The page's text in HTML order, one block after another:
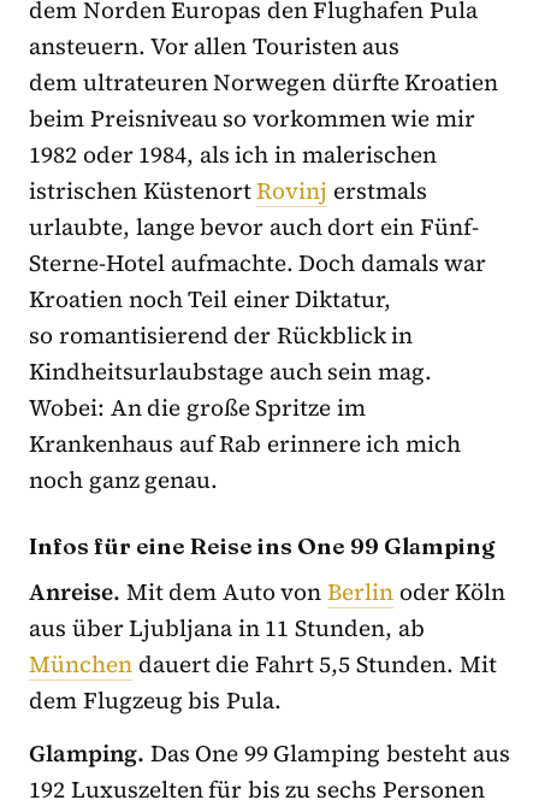
dem Norden Europas den Flughafen Pula
ansteuern. Vor allen Touristen aus
dem ultrateuren Norwegen dürfte Kroatien
beim Preisniveau so vorkommen wie mir
1982 oder 1984, als ich in malerischen
istrischen KüstenortRovinj erstmals
urlaubte, lange bevor auch dort ein Fünf-
Sterne-Hotel aufmachte. Doch damals war
Kroatien noch Teil einer Diktatur,
so romantisierend der Rückblick in
Kindheitsurlaubstage auch sein mag.
Wobei: An die große Spritze im
Krankenhaus auf Rab erinnere ich mich
noch ganz genau.
Infos für eine Reise ins One 99 Glamping
Anreise. Mit dem Auto vonBerlin oder Köln
aus über Ljubljana in 11 Stunden, ab
München dauert die Fahrt 5,5 Stunden. Mit
dem Flugzeug bis Pula.
Glamping. Das One 99 Glamping besteht aus
192 Luxuszelten für bis zu sechs Personen